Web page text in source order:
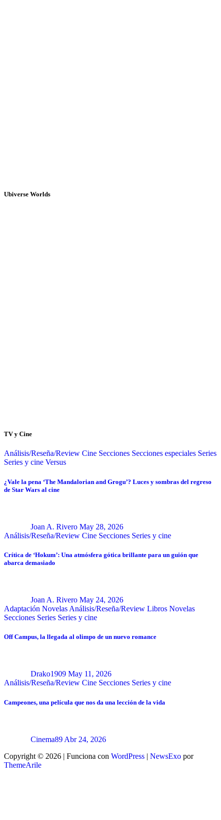
Ubiverse Worlds
TV y Cine
Análisis/Reseña/Review Cine Secciones Secciones especiales Series
Series y cine Versus
¿Vale la pena ‘The Mandalorian and Grogu’? Luces y sombras del regreso
de Star Wars al cine
Joan A. Rivero May 28, 2026
Análisis/Reseña/Review Cine Secciones Series y cine
Crítica de ‘Hokum’: Una atmósfera gótica brillante para un guión que
abarca demasiado
Joan A. Rivero May 24, 2026
Adaptación Novelas Análisis/Reseña/Review Libros Novelas
Secciones Series Series y cine
Off Campus, la llegada al olimpo de un nuevo romance
Drako1909 May 11, 2026
Análisis/Reseña/Review Cine Secciones Series y cine
Campeones, una película que nos da una lección de la vida
Cinema89 Abr 24, 2026
Copyright © 2026 | Funciona con WordPress | NewsExo por
ThemeArile